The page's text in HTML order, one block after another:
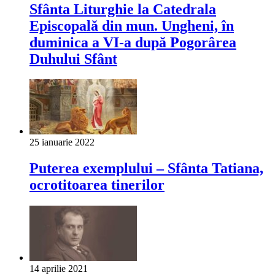
Sfânta Liturghie la Catedrala
Episcopală din mun. Ungheni, în
duminica a VI-a după Pogorârea
Duhului Sfânt
25 ianuarie 2022
Puterea exemplului – Sfânta Tatiana,
ocrotitoarea tinerilor
14 aprilie 2021